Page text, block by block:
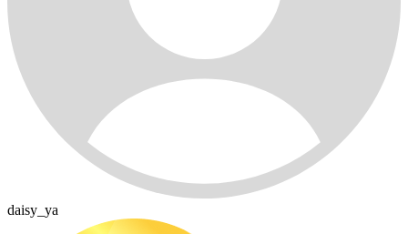
daisy_ya